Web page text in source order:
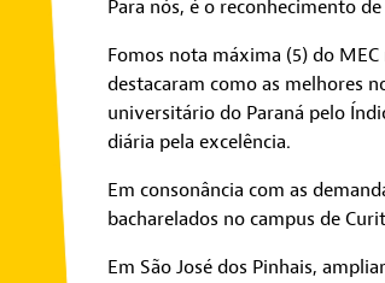
Para nós, é o reconhecimento
Fomos nota máxima (5) do
destacaram como as melhores
universitário do Paraná pelo
diária pela excelência.
Em consonância com as
bacharelados no campus de
Em São José dos Pinhais,